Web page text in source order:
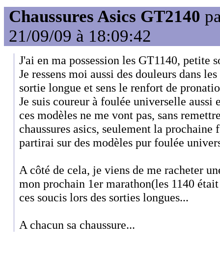
Chaussures Asics GT2140
21/09/09 à 18:09:42
J'ai en ma possession les GT1140, petite
Je ressens moi aussi des douleurs dans
sortie longue et sens le renfort de
Je suis coureur à foulée universelle
ces modèles ne me vont pas, sans
chaussures asics, seulement la prochaine
partirai sur des modèles pur foulée
A côté de cela, je viens de me racheter
mon prochain 1er marathon(les 1140
ces soucis lors des sorties longues...
A chacun sa chaussure...